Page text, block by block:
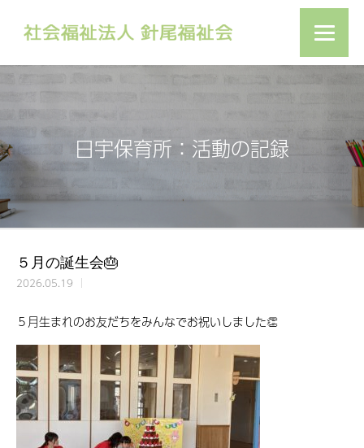
日宇保育所：活動の記録
５月の誕生会🎂
2026.05.19
５月生まれのお友だちをみんなでお祝いしました👏